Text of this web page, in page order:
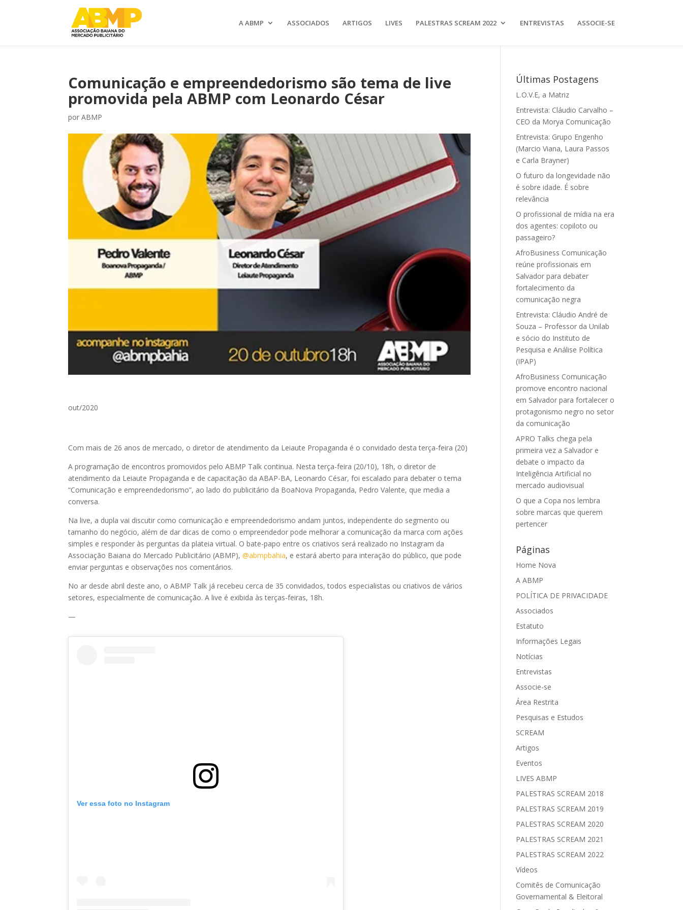
A ABMP ASSOCIADOS ARTIGOS LIVES PALESTRAS SCREAM 2022 ENTREVISTAS ASSOCIE-SE
Comunicação e empreendedorismo são tema de live
promovida pela ABMP com Leonardo César
porABMP
out/2020
Com mais de 26 anos de mercado, o diretor de atendimento da Leiaute Propaganda é o convidado desta terça-feira (20)
A programação de encontros promovidos pelo ABMP Talk continua. Nesta terça-feira (20/10), 18h, o diretor de
atendimento da Leiaute Propaganda e de capacitação da ABAP-BA, Leonardo César, foi escalado para debater o tema
“Comunicação e empreendedorismo”, ao lado do publicitário da BoaNova Propaganda, Pedro Valente, que media a
conversa.
Na live, a dupla vai discutir como comunicação e empreendedorismo andam juntos, independente do segmento ou
tamanho do negócio, além de dar dicas de como o empreendedor pode melhorar a comunicação da marca com ações
simples e responder às perguntas da plateia virtual. O bate-papo entre os criativos será realizado no Instagram da
Associação Baiana do Mercado Publicitário (ABMP),@abmpbahia, e estará aberto para interação do público, que pode
enviar perguntas e observações nos comentários.
No ar desde abril deste ano, o ABMP Talk já recebeu cerca de 35 convidados, todos especialistas ou criativos de vários
setores, especialmente de comunicação. A live é exibida às terças-feiras, 18h.
—
Ver essa foto no Instagram
Últimas Postagens
L.O.V.E, a Matriz
Entrevista: Cláudio Carvalho –
CEO da Morya Comunicação
Entrevista: Grupo Engenho
(Marcio Viana, Laura Passos
e Carla Brayner)
O futuro da longevidade não
é sobre idade. É sobre
relevância
O profissional de mídia na era
dos agentes: copiloto ou
passageiro?
AfroBusiness Comunicação
reúne profissionais em
Salvador para debater
fortalecimento da
comunicação negra
Entrevista: Cláudio André de
Souza – Professor da Unilab
e sócio do Instituto de
Pesquisa e Análise Política
(IPAP)
AfroBusiness Comunicação
promove encontro nacional
em Salvador para fortalecer o
protagonismo negro no setor
da comunicação
APRO Talks chega pela
primeira vez a Salvador e
debate o impacto da
Inteligência Artificial no
mercado audiovisual
O que a Copa nos lembra
sobre marcas que querem
pertencer
Páginas
Home Nova
A ABMP
POLÍTICA DE PRIVACIDADE
Associados
Estatuto
Informações Legais
Notícias
Entrevistas
Associe-se
Área Restrita
Pesquisas e Estudos
SCREAM
Artigos
Eventos
LIVES ABMP
PALESTRAS SCREAM 2018
PALESTRAS SCREAM 2019
PALESTRAS SCREAM 2020
PALESTRAS SCREAM 2021
PALESTRAS SCREAM 2022
Vídeos
Comitês de Comunicação
Governamental & Eleitoral